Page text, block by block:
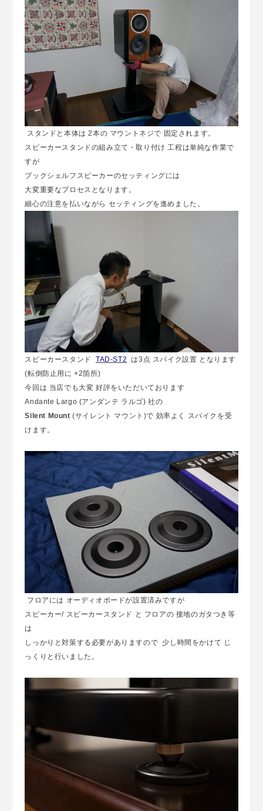
スタンドと本体は 2本の マウントネジで 固定されます。
スピーカースタンドの組み立て・取り付け 工程は単純な作業で
すが
ブックシェルフスピーカーのセッティングには
大変重要なプロセスとなります。
細心の注意を払いながら セッティングを進めました。
スピーカースタンド TAD-ST2 は3点 スパイク設置 となります
(転倒防止用に +2箇所)
今回は 当店でも大変 好評をいただいております
Andante Largo (アンダンテ ラルゴ) 社の
Silent Mount (サイレント マウント)で 効率よく スパイクを受
けます。
フロアには オーディオボードが設置済みですが
スピーカー/ スピーカースタンド と フロアの 接地のガタつき等
は
しっかりと対策する必要がありますので 少し時間をかけて じ
っくりと行いました。